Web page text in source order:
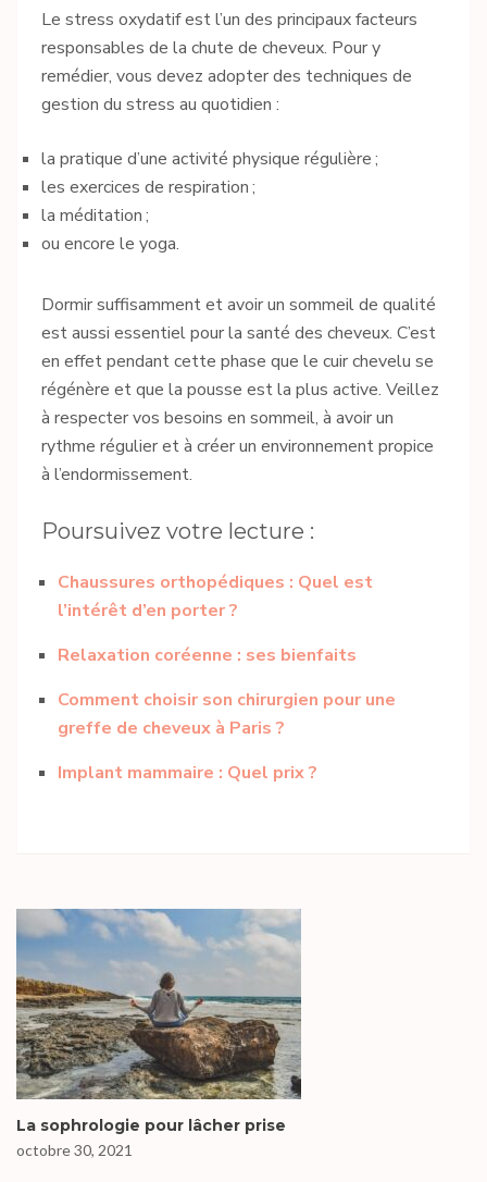
Le stress oxydatif est l’un des principaux facteurs
responsables de la chute de cheveux. Pour y
remédier, vous devez adopter des techniques de
gestion du stress au quotidien :
la pratique d’une activité physique régulière ;
les exercices de respiration ;
la méditation ;
ou encore le yoga.
Dormir suffisamment et avoir un sommeil de qualité
est aussi essentiel pour la santé des cheveux. C’est
en effet pendant cette phase que le cuir chevelu se
régénère et que la pousse est la plus active. Veillez
à respecter vos besoins en sommeil, à avoir un
rythme régulier et à créer un environnement propice
à l’endormissement.
Poursuivez votre lecture :
Chaussures orthopédiques : Quel est
l’intérêt d’en porter ?
Relaxation coréenne : ses bienfaits
Comment choisir son chirurgien pour une
greffe de cheveux à Paris ?
Implant mammaire : Quel prix ?
La sophrologie pour lâcher prise
octobre 30, 2021